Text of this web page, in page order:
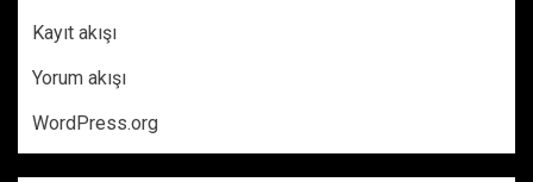
Kayıt akışı
Yorum akışı
WordPress.org